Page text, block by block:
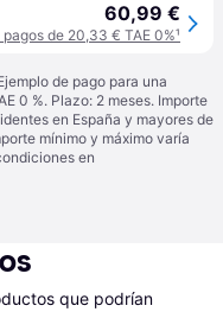
60,99 €
pagos de 20,33 € TAE 0%¹
de pago para una
0 %. Plazo: 2 meses. Importe
en España y mayores de
mínimo y máximo varía
en
que podrían